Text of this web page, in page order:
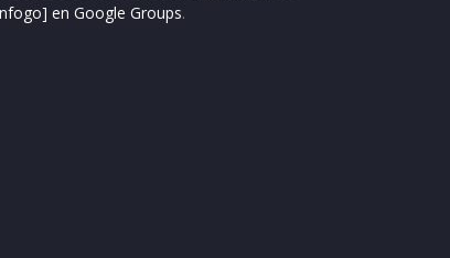
en Google Groups.